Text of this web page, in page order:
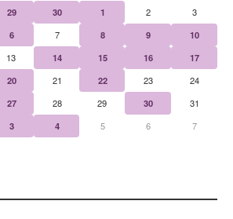
29 30 1 2
3
6 7 8 9
10
13 14 15 16
17
20 21 22 23
24
27 28 29 30
31
3 4 5 6 7